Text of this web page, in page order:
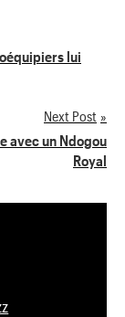
lui
Next Post
avec un Ndogou
Royal